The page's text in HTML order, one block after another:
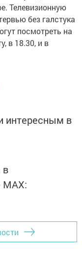
Телевизионную
без галстука
посмотреть на
в 18.30, и в
интересным в
в
MАХ: